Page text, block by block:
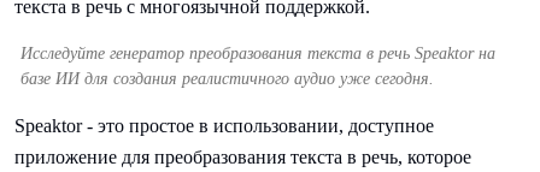
Исследуйте генератор преобразования текста в речь Speaktor на
базе ИИ для создания реалистичного аудио уже сегодня.
Speaktor - это простое в использовании, доступное
приложение для преобразования текста в речь, которое